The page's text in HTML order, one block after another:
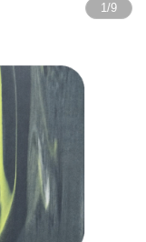
1/9